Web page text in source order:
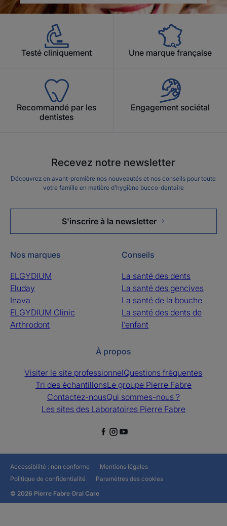
Testé cliniquement Une marque française
Recommandé par les
dentistes
Engagement sociétal
Recevez notre newsletter
Découvrez en avant-première nos nouveautés et nos conseils pour toute
votre famille en matière d’hygiène bucco-dentaire
S'inscrire à la newsletter
Nos marques
ELGYDIUM
Eluday
Inava
ELGYDIUM Clinic
Arthrodont
Conseils
La santé des dents
La santé des gencives
La santé de la bouche
La santé des dents de
l’enfant
À propos
Visiter le site professionnelQuestions fréquentes
Tri des échantillonsLe groupe Pierre Fabre
Contactez-nousQui sommes-nous ?
Les sites des Laboratoires Pierre Fabre
Accessibilité : non conforme
Mentions légales
Politique de confidentialité
Paramètres des cookies
© 2026 Pierre Fabre Oral Care